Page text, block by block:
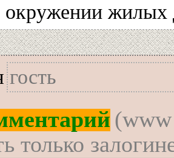
окружении жилых
только